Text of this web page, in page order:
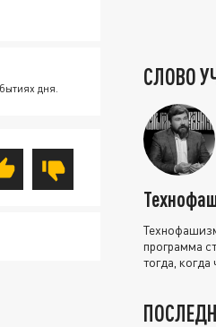
дня. СЛОВО
программа
тогда,